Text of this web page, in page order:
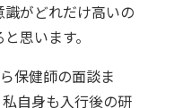
がどれだけ高いの
思います。
保健師の面談ま
自身も入行後の研